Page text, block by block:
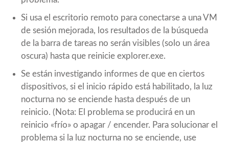
Si usa el escritorio remoto para conectarse a una VM
de sesión mejorada, los resultados de la búsqueda
de la barra de tareas no serán visibles (solo un área
oscura) hasta que reinicie explorer.exe.
Se están investigando informes de que en ciertos
dispositivos, si el inicio rápido está habilitado, la luz
nocturna no se enciende hasta después de un
reinicio. (Nota: El problema se producirá en un
reinicio «frío» o apagar / encender. Para solucionar el
problema si la luz nocturna no se enciende, use